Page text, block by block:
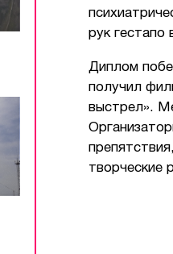
рук гестапо
Диплом
получил
выстрел».
творческие